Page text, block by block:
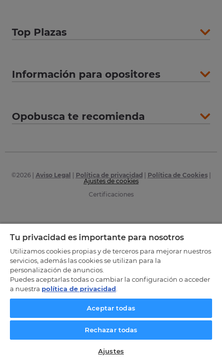
Top Plazas
Información para opositores
Opobusca te recomienda
©2026| Aviso Legal Política de privacidad Política de Cookies|
Ajustes de cookies
Certificaciones
Tu privacidad es importante para nosotros
Utilizamos cookies propias y de terceros para mejorar nuestros
servicios, además las cookies se utilizan para la
personalización de anuncios.
Puedes aceptarlas todas o cambiar la configuración o acceder
a nuestra política de privacidad
Aceptar todas
Rechazar todas
Ajustes